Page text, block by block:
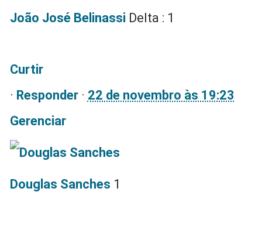
João José Belinassi Delta : 1
Curtir
· Responder· 22 de novembro às 19:23
Gerenciar
Douglas Sanches 1